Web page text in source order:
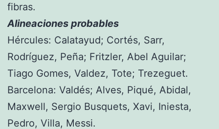
fibras.
Alineaciones probables
Hércules: Calatayud; Cortés, Sarr,
Rodríguez, Peña; Fritzler, Abel Aguilar;
Tiago Gomes, Valdez, Tote; Trezeguet.
Barcelona: Valdés; Alves, Piqué, Abidal,
Maxwell, Sergio Busquets, Xavi, Iniesta,
Pedro, Villa, Messi.